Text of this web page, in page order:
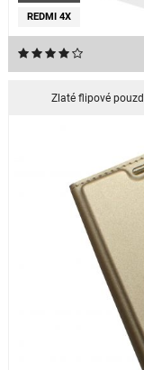
REDMI 4X
Zlaté flipové